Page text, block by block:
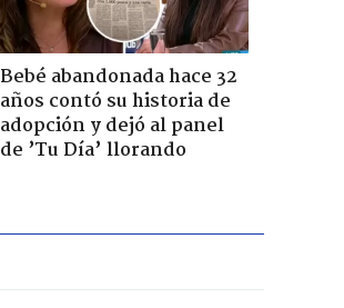
Bebé abandonada hace 32
años contó su historia de
adopción y dejó al panel
de ’Tu Día’ llorando